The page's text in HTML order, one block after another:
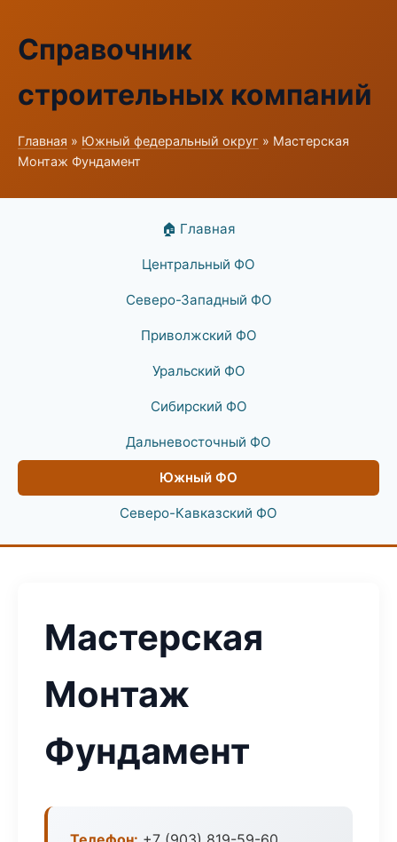
Справочник
строительных компаний
Главная » Южный федеральный округ » Мастерская
Монтаж Фундамент
🏠 Главная
Центральный ФО
Северо-Западный ФО
Приволжский ФО
Уральский ФО
Сибирский ФО
Дальневосточный ФО
Южный ФО
Северо-Кавказский ФО
Мастерская
Монтаж
Фундамент